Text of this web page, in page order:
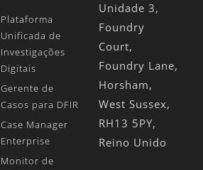
Plataforma
Unificada de
Investigações
Digitais
Gerente de
Casos para DFIR
Case Manager
Enterprise
Monitor de
Unidade 3,
Foundry
Court,
Foundry Lane,
Horsham,
West Sussex,
RH13 5PY,
Reino Unido